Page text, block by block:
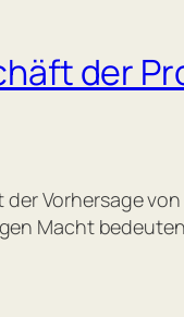
der
der Vorhersage
Macht